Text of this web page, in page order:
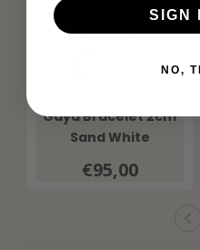
Gaya Bracelet 2cm
Sand White
€95,00
SIGN
NO,